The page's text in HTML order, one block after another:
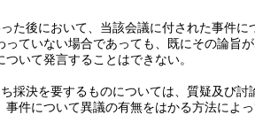
た後において、当該会議に付された事件に
ていない場合であっても、既にその論旨
いて発言することはできない。
採決を要するものについては、質疑及び
件について異議の有無をはかる方法によっ